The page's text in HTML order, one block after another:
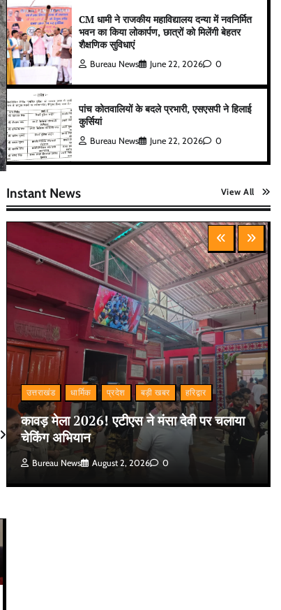
CM धामी ने राजकीय महाविद्यालय दन्या में नवनिर्मित
भवन का किया लोकार्पण, छात्रों को मिलेंगी बेहतर
शैक्षणिक सुविधाएं
Bureau News June 22, 2026 0
पांच कोतवालियों के बदले प्रभारी, एसएसपी ने हिलाई
कुर्सियां
Bureau News June 22, 2026 0
Instant News View All
उत्तराखंड धार्मिक प्रदेश बड़ी खबर हरिद्वार
कावड़ मेला 2026! एटीएस ने मंसा देवी पर चलाया
चेकिंग अभियान
Bureau News August 2, 2026 0